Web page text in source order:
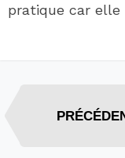
pratique car